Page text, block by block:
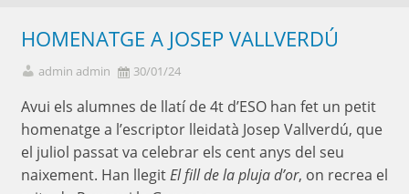
HOMENATGE A JOSEP VALLVERDÚ
admin admin 30/01/24
Avui els alumnes de llatí de 4t d’ESO han fet un petit
homenatge a l’escriptor lleidatà Josep Vallverdú, que
el juliol passat va celebrar els cent anys del seu
naixement. Han llegitEl fill de la pluja d’or, on recrea el